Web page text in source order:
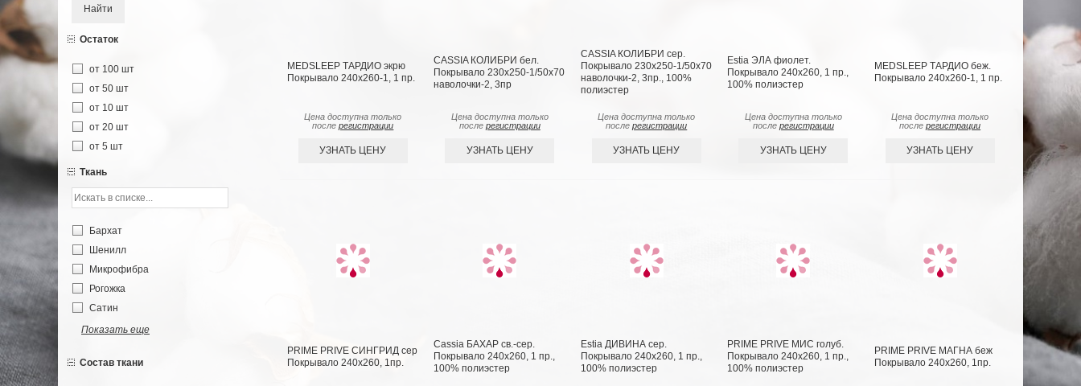
MEDSLEEP ТАРДИО экрю
Покрывало 240х260-1, 1 пр.
Цена доступна только
послерегистрации
УЗНАТЬ ЦЕНУ
CASSIA КОЛИБРИ бел.
Покрывало 230x250-1/50х70
наволочки-2, 3пр
Цена доступна только
после регистрации
УЗНАТЬ ЦЕНУ
CASSIA КОЛИБРИ сер.
Покрывало 230х250-1/50х70
наволочки-2, 3пр., 100%
полиэстер
Цена доступна только
послерегистрации
УЗНАТЬ ЦЕНУ
Estia ЭЛА фиолет.
Покрывало 240х260, 1 пр.,
100% полиэстер
Цена доступна только
после регистрации
УЗНАТЬ ЦЕНУ
MEDSLEEP ТАРДИО беж.
Покрывало 240х260-1, 1 пр.
Цена доступна только
послерегистрации
УЗНАТЬ ЦЕНУ
PRIME PRIVE СИНГРИД сер
Покрывало 240х260, 1пр.
Cassia БАХАР св.-сер.
Покрывало 240х260, 1 пр.,
100% полиэстер
Estia ДИВИНА сер.
Покрывало 240х260, 1 пр.,
100% полиэстер
PRIME PRIVE МИС голуб.
Покрывало 240х260, 1 пр.,
100% полиэстер
PRIME PRIVE МАГНА беж
Покрывало 240х260, 1пр.
Найти
Остаток
от 100 шт
от 50 шт
от 10 шт
от 20 шт
от 5 шт
Ткань
Бархат
Шенилл
Микрофибра
Рогожка
Сатин
Показать еще
Состав ткани